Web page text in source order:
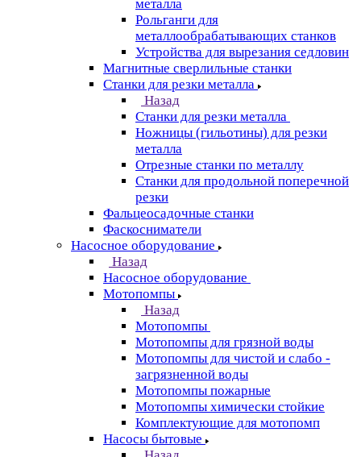
металла
Рольганги для
металлообрабатывающих станков
Устройства для вырезания седловин
Магнитные сверлильные станки
Станки для резки металла
Назад
Станки для резки металла
Ножницы (гильотины) для резки
металла
Отрезные станки по металлу
Станки для продольной поперечной
резки
Фальцеосадочные станки
Фаскосниматели
Насосное оборудование
Назад
Насосное оборудование
Мотопомпы
Назад
Мотопомпы
Мотопомпы для грязной воды
Мотопомпы для чистой и слабо -
загрязненной воды
Мотопомпы пожарные
Мотопомпы химически стойкие
Комплектующие для мотопомп
Насосы бытовые